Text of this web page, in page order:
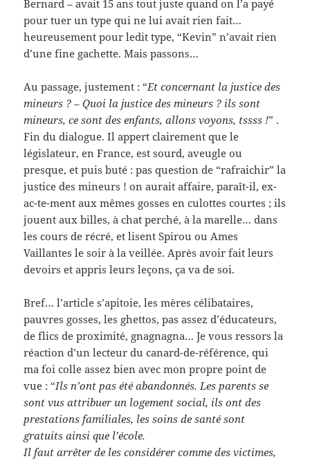
Bernard – avait 15 ans tout juste quand on l’a payé
pour tuer un type qui ne lui avait rien fait…
heureusement pour ledit type, “Kevin” n’avait rien
d’une fine gachette. Mais passons…
Au passage, justement : “Et concernant la justice des
mineurs ? – Quoi la justice des mineurs ? ils sont
mineurs, ce sont des enfants, allons voyons, tssss !” .
Fin du dialogue. Il appert clairement que le
législateur, en France, est sourd, aveugle ou
presque, et puis buté : pas question de “rafraichir” la
justice des mineurs ! on aurait affaire, paraît-il, ex-
ac-te-ment aux mêmes gosses en culottes courtes ; ils
jouent aux billes, à chat perché, à la marelle… dans
les cours de récré, et lisent Spirou ou Ames
Vaillantes le soir à la veillée. Après avoir fait leurs
devoirs et appris leurs leçons, ça va de soi.
Bref… l’article s’apitoie, les mères célibataires,
pauvres gosses, les ghettos, pas assez d’éducateurs,
de flics de proximité, gnagnagna… Je vous ressors la
réaction d’un lecteur du canard-de-référence, qui
ma foi colle assez bien avec mon propre point de
vue : “Ils n’ont pas été abandonnés. Les parents se
sont vus attribuer un logement social, ils ont des
prestations familiales, les soins de santé sont
gratuits ainsi que l’école.
Il faut arrêter de les considérer comme des victimes,